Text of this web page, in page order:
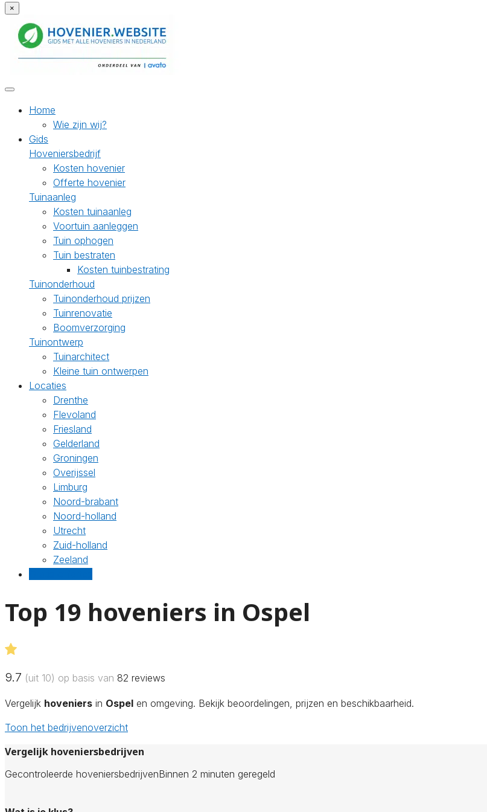
×
Home
Wie zijn wij?
Gids
Hoveniersbedrijf
Kosten hovenier
Offerte hovenier
Tuinaanleg
Kosten tuinaanleg
Voortuin aanleggen
Tuin ophogen
Tuin bestraten
Kosten tuinbestrating
Tuinonderhoud
Tuinonderhoud prijzen
Tuinrenovatie
Boomverzorging
Tuinontwerp
Tuinarchitect
Kleine tuin ontwerpen
Locaties
Drenthe
Flevoland
Friesland
Gelderland
Groningen
Overijssel
Limburg
Noord-brabant
Noord-holland
Utrecht
Zuid-holland
Zeeland
Top 19 hoveniers in Ospel
9.7 (uit 10) op basis van 82 reviews
Vergelijk hoveniers in Ospel en omgeving. Bekijk beoordelingen, prijzen en beschikbaarheid.
Toon het bedrijvenoverzicht
Vergelijk hoveniersbedrijven
Gecontroleerde hoveniersbedrijvenBinnen 2 minuten geregeld